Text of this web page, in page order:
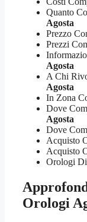
Quanto
Agosta
Prezzo
Prezzi
Agosta
A Chi
Agosta
In Zona
Dove
Agosta
Dove
Acquisto
Acquisto
Orologi
Orologi